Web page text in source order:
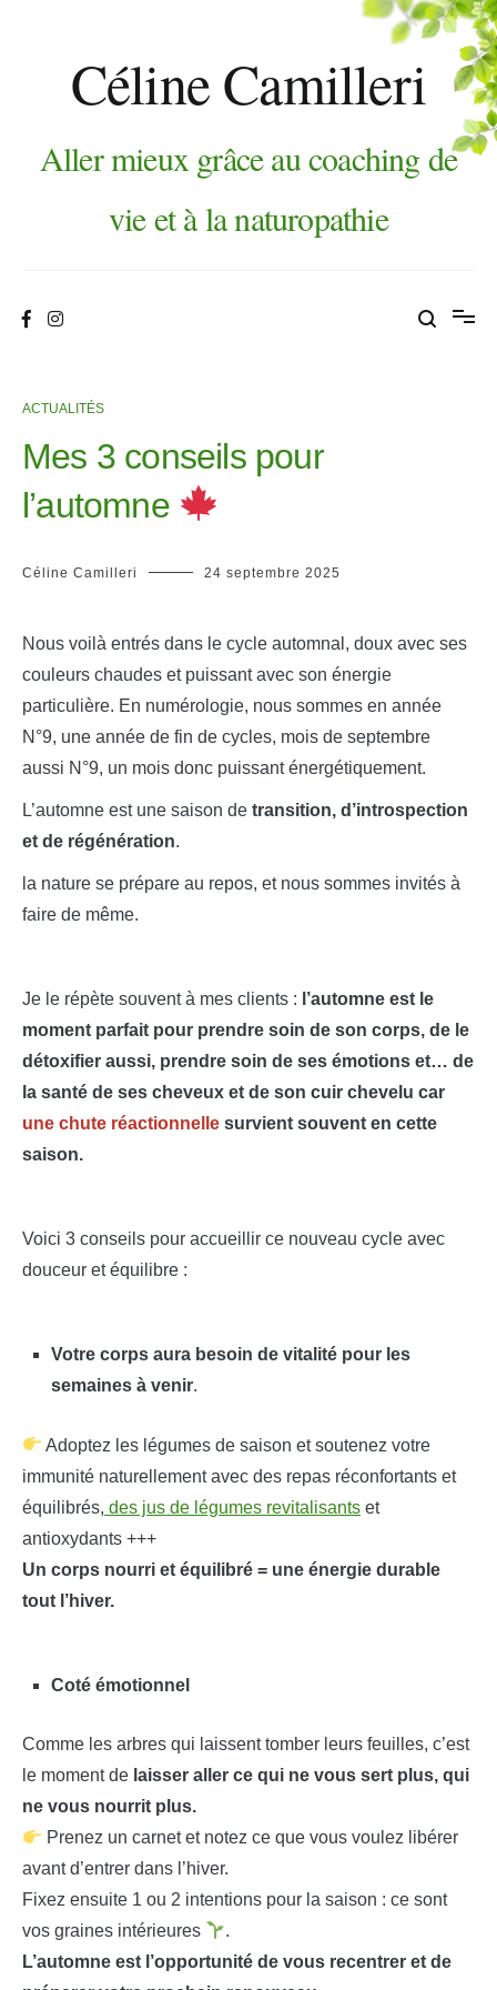
Céline Camilleri
Aller mieux grâce au coaching de
vie et à la naturopathie
ACTUALITÉS
Mes 3 conseils pour
l’automne
Céline Camilleri 24 septembre 2025
Nous voilà entrés dans le cycle automnal, doux avec ses
couleurs chaudes et puissant avec son énergie
particulière. En numérologie, nous sommes en année
N°9, une année de fin de cycles, mois de septembre
aussi N°9, un mois donc puissant énergétiquement.
L’automne est une saison de transition, d’introspection
et de régénération.
la nature se prépare au repos, et nous sommes invités à
faire de même.
Je le répète souvent à mes clients : l’automne est le
moment parfait pour prendre soin de son corps, de le
détoxifier aussi, prendre soin de ses émotions et… de
la santé de ses cheveux et de son cuir chevelu car
une chute réactionnelle survient souvent en cette
saison.
Voici 3 conseils pour accueillir ce nouveau cycle avec
douceur et équilibre :
Votre corps aura besoin de vitalité pour les
semaines à venir.
Adoptez les légumes de saison et soutenez votre
immunité naturellement avec des repas réconfortants et
équilibrés, des jus de légumes revitalisants et
antioxydants +++
Un corps nourri et équilibré = une énergie durable
tout l’hiver.
Coté émotionnel
Comme les arbres qui laissent tomber leurs feuilles, c’est
le moment de laisser aller ce qui ne vous sert plus, qui
ne vous nourrit plus.
Prenez un carnet et notez ce que vous voulez libérer
avant d’entrer dans l’hiver.
Fixez ensuite 1 ou 2 intentions pour la saison : ce sont
vos graines intérieures
.
L’automne est l’opportunité de vous recentrer et de